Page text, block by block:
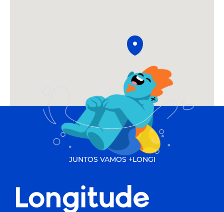
JUNTOS VAMOS +LONGI